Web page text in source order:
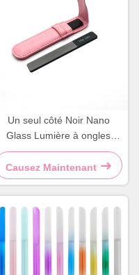
Un seul côté Noir Nano
Glass Lumière à ongles
Étiquette privée Comprimant
en cristal Avec étui en cuir
Causez Maintenant